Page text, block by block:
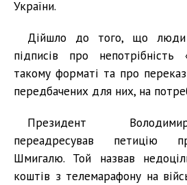
України.
Дійшло до того, що люди
підписів про
такому форматі та про
передбачених для них, на
Президент
переадресував петицію
Шмигалю. Той назвав
коштів з телемарафону на